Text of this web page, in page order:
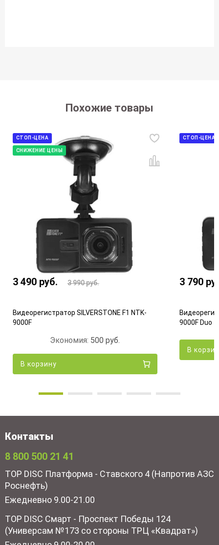
Похожие товары
СТОП-ЦЕНА
СНИЖЕНИЕ ЦЕНЫ
3 490 руб. 3 990руб.
Видеорегистратор SILVERSTONE F1 NTK-
9000F
Экономия: 500руб.
В корзину
СТОП-ЦЕНА
3 790
9000F Duo
В
Контакты
8 800 500 21 41
TOP DISC Платформа - Ставского 4 (Напротив АЗС
Роснефть)
Ежедневно 9.00-21.00
TOP DISC Смарт - Проспект Победы 124
(Универсам №173 со стороны ТРЦ «Квадрат»)